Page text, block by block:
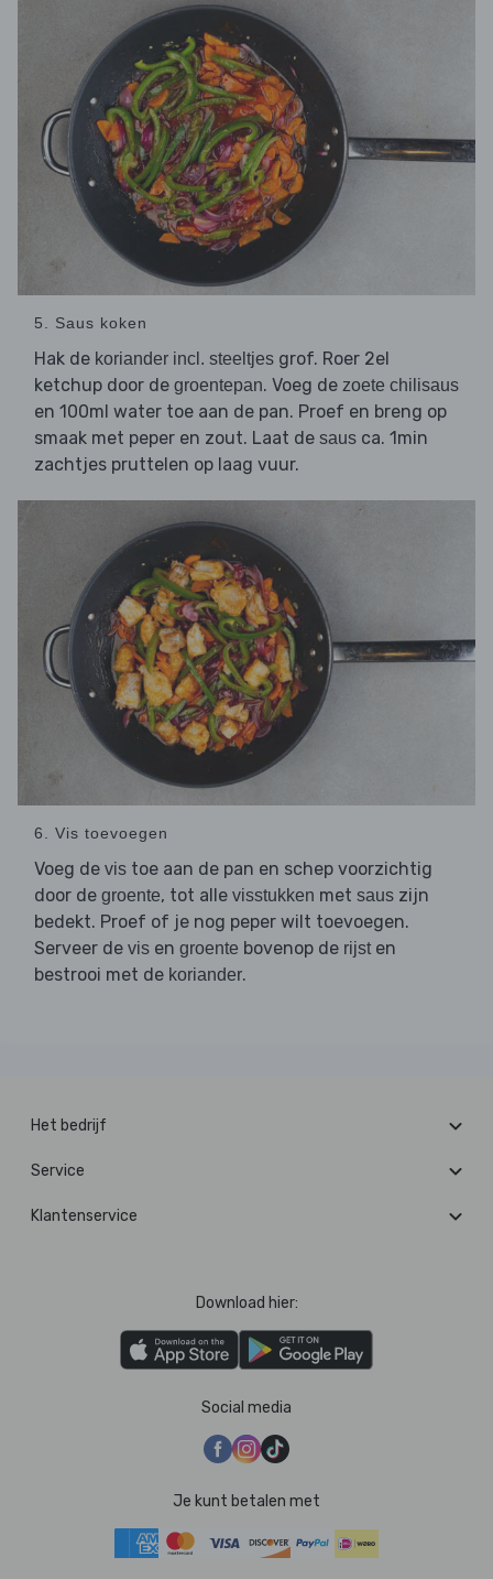
5. Saus koken
Hak de koriander incl. steeltjes grof. Roer 2el
ketchup door de groentepan. Voeg de zoete chilisaus
en 100ml water toe aan de pan. Proef en breng op
smaak met peper en zout. Laat de saus ca. 1min
zachtjes pruttelen op laag vuur.
6. Vis toevoegen
Voeg de vis toe aan de pan en schep voorzichtig
door de groente, tot alle visstukken met saus zijn
bedekt. Proef of je nog peper wilt toevoegen.
Serveer de vis en groente bovenop de rijsten
bestrooi met de koriander.
Het bedrijf
Service
Klantenservice
Download hier:
Social media
Je kunt betalen met